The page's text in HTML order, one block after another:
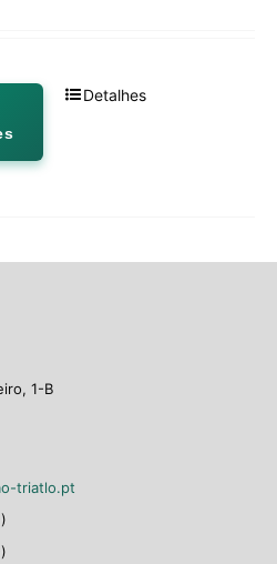
Detalhes
1-B
triatlo.pt